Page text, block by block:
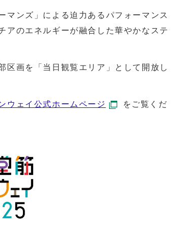
ンズ」による迫力あるパフォーマンス
アのエネルギーが融合した華やかなステ
画を「当日観覧エリア」として開放し
ウェイ公式ホームページ
をご覧くだ